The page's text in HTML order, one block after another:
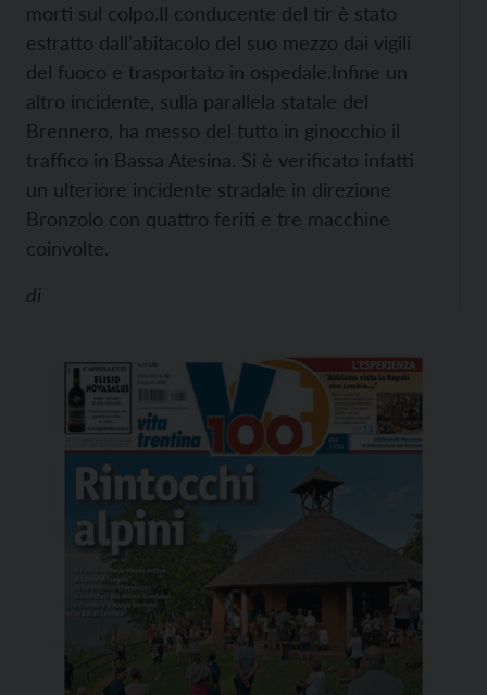
morti sul colpo.Il conducente del tir è stato
estratto dall’abitacolo del suo mezzo dai vigili
del fuoco e trasportato in ospedale.Infine un
altro incidente, sulla parallela statale del
Brennero, ha messo del tutto in ginocchio il
traffico in Bassa Atesina. Si è verificato infatti
un ulteriore incidente stradale in direzione
Bronzolo con quattro feriti e tre macchine
coinvolte.
di